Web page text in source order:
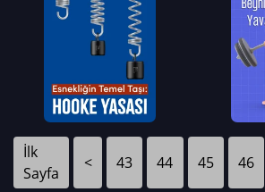
İlk
Sayfa
< 43 44 45 46